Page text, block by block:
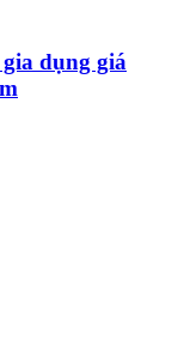
dụng giá